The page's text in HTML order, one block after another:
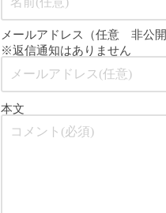
メールアドレス（任意 非公開
※返信通知はありません
本文